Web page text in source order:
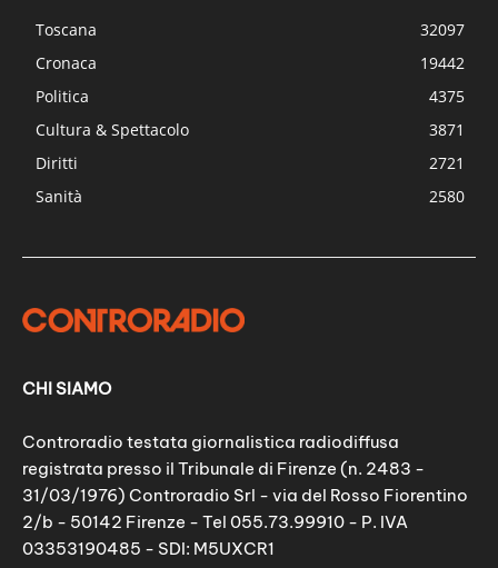
Toscana
32097
Cronaca
19442
Politica
4375
Cultura & Spettacolo
3871
Diritti
2721
Sanità
2580
CHI SIAMO
Controradio testata giornalistica radiodiffusa
registrata presso il Tribunale di Firenze (n. 2483 -
31/03/1976) Controradio Srl - via del Rosso Fiorentino
2/b - 50142 Firenze - Tel 055.73.99910 - P. IVA
03353190485 - SDI: M5UXCR1